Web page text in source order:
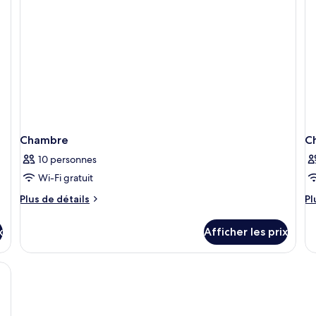
Chambre
10 personnes
Wi-Fi gratuit
Plus de détails
Plus
Chambre
Afficher les prix